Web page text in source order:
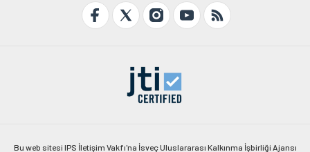
Bu web sitesi IPS İletişim Vakfı'na İsveç Uluslararası Kalkınma İşbirliği Ajansı